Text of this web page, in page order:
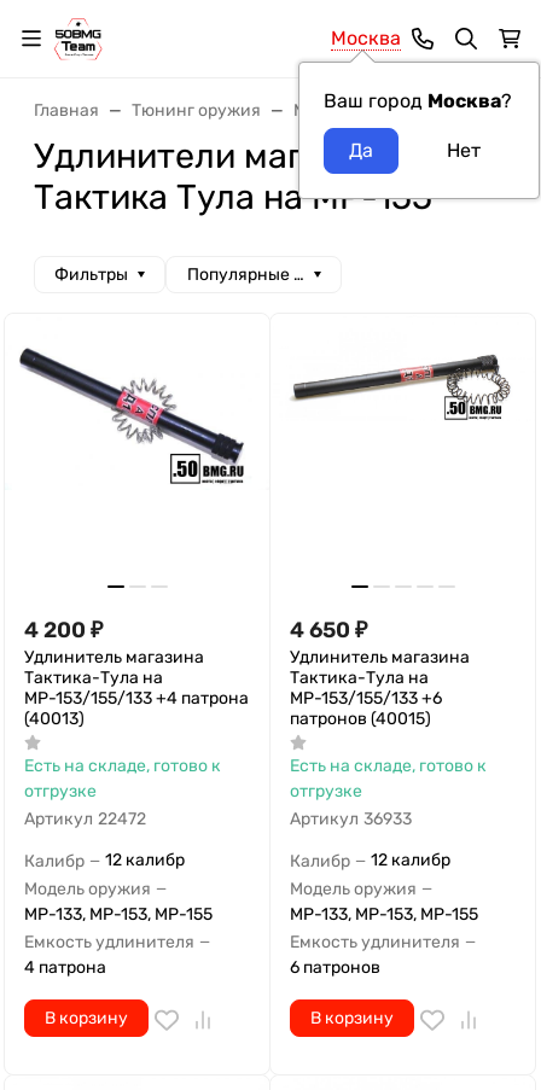
Москва
Ваш город Москва?
Главная Тюнинг оружия Магазины Удлинители
Удлинители магазина
Тактика Тула на МР-155
Фильтры Популярные сначала
4 200 ₽
Удлинитель магазина
Тактика-Тула на
МР-153/155/133 +4 патрона
(40013)
Есть на складе, готово к
отгрузке
Артикул 22472
Калибр — 12 калибр
Модель оружия —
МР-133, МР-153, МР-155
Емкость удлинителя —
4 патрона
В корзину
4 650 ₽
Удлинитель магазина
Тактика-Тула на
МР-153/155/133 +6
патронов (40015)
Есть на складе, готово к
отгрузке
Артикул 36933
Калибр — 12 калибр
Модель оружия —
МР-133, МР-153, МР-155
Емкость удлинителя —
6 патронов
В корзину